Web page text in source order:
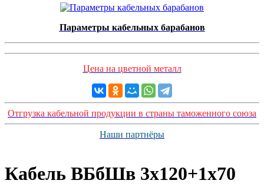
Параметры кабельных барабанов
Цена на цветной металл
Отгрузка кабельной продукции в страны таможенного союза
Наши партнёры
Кабель ВБбШв 3х120+1х70